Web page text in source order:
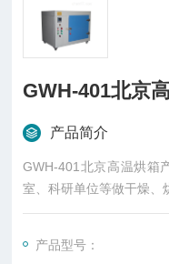
GWH-401北京
产品简介
GWH-401北京高温烘箱
室、科研单位等做干燥、
产品型号：